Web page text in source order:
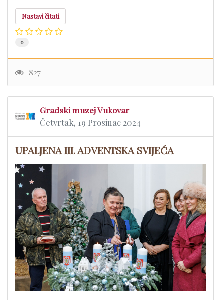
Nastavi čitati
0
827
Gradski muzej Vukovar
Četvrtak, 19 Prosinac 2024
UPALJENA III. ADVENTSKA SVIJEĆA